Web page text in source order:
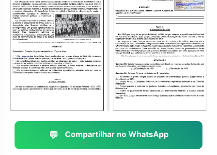
💬 Compartilhar no WhatsApp